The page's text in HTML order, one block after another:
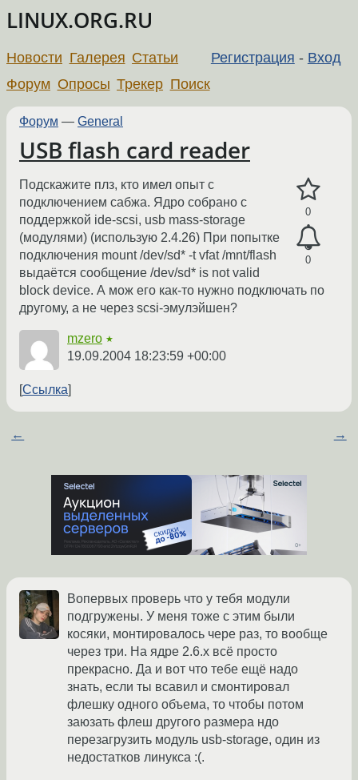
LINUX.ORG.RU
Регистрация - Вход
Новости Галерея Статьи
Форум Опросы Трекер Поиск
Форум — General
USB flash card reader
0
0
Подскажите плз, кто имел опыт с
подключением сабжа. Ядро собрано с
поддержкой ide-scsi, usb mass-storage
(модулями) (использую 2.4.26) При попытке
подключения mount /dev/sd* -t vfat /mnt/flash
выдаётся сообщение /dev/sd* is not valid
block device. А мож его как-то нужно подключать по
другому, а не через scsi-эмулэйшен?
mzero ★
19.09.2004 18:23:59 +00:00
Ссылка
← →
Вопервых проверь что у тебя модули
подгружены. У меня тоже с этим были
косяки, монтировалось чере раз, то вообще
через три. На ядре 2.6.х всё просто
прекрасно. Да и вот что тебе ещё надо
знать, если ты всавил и смонтировал
флешку одного объема, то чтобы потом
заюзать флеш другого размера ндо
перезагрузить модуль usb-storage, один из
недостатков линукса :(.